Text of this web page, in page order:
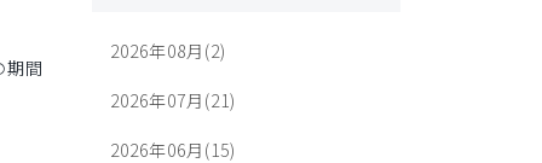
期間
2026年08月(2)
2026年07月(21)
2026年06月(15)